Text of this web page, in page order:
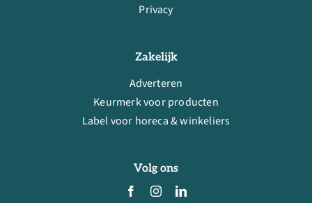
Privacy
Zakelijk
Adverteren
Keurmerk voor producten
Label voor horeca & winkeliers
Volg ons